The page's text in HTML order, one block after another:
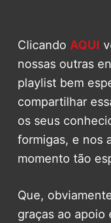
Clicando AQUI
nossas outras
playlist bem
compartilhar
os seus
formigas, e nos
momento tão
Que,
graças ao